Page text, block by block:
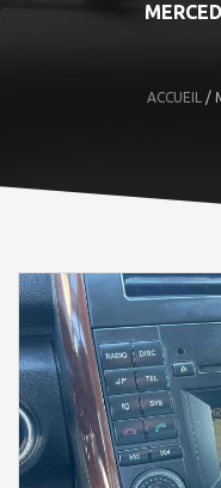
ACCUEIL /